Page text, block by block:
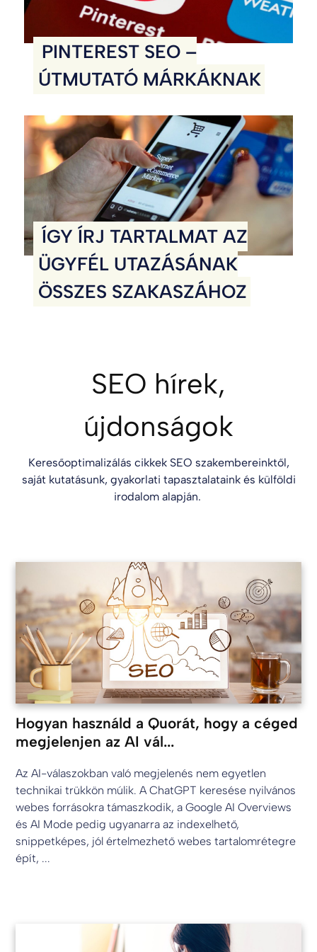
PINTEREST SEO –
ÚTMUTATÓ MÁRKÁKNAK
ÍGY ÍRJ TARTALMAT AZ
ÜGYFÉL UTAZÁSÁNAK
ÖSSZES SZAKASZÁHOZ
SEO hírek,
újdonságok
Keresőoptimalizálás cikkek SEO szakembereinktől,
saját kutatásunk, gyakorlati tapasztalataink és külföldi
irodalom alapján.
Hogyan használd a Quorát, hogy a céged
megjelenjen az AI vál...
Az AI-válaszokban való megjelenés nem egyetlen
technikai trükkön múlik. A ChatGPT keresése nyilvános
webes forrásokra támaszkodik, a Google AI Overviews
és AI Mode pedig ugyanarra az indexelhető,
snippetképes, jól értelmezhető webes tartalomrétegre
épít, ...